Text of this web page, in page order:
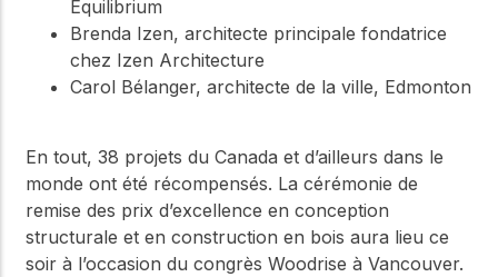
Equilibrium
Brenda Izen, architecte principale fondatrice
chez Izen Architecture
Carol Bélanger, architecte de la ville, Edmonton
En tout, 38 projets du Canada et d’ailleurs dans le
monde ont été récompensés. La cérémonie de
remise des prix d’excellence en conception
structurale et en construction en bois aura lieu ce
soir à l’occasion du congrès Woodrise à Vancouver.